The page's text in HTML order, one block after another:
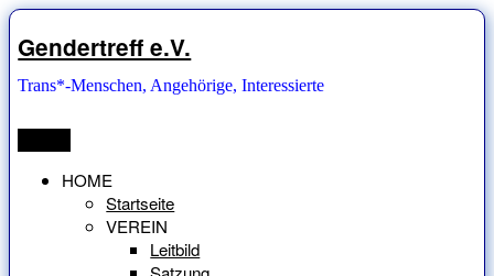
Zum
Inhalt
springen
Gendertreff e.V.
Trans*-Menschen, Angehörige, Interessierte
HOME
Startseite
VEREIN
Leitbild